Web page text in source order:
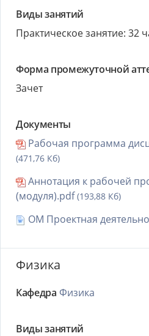
Виды занятий
Практическое занятие: 32
Форма промежуточной
Зачет
Документы
Рабочая программа
(471,76 Кб)
Аннотация к рабочей
(модуля).pdf(193,88 Кб)
ОМ Проектная
Физика
Кафедра Физика
Виды занятий